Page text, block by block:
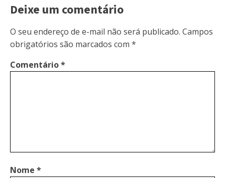
Deixe um comentário
O seu endereço de e-mail não será publicado. Campos
obrigatórios são marcados com *
Comentário*
Nome *